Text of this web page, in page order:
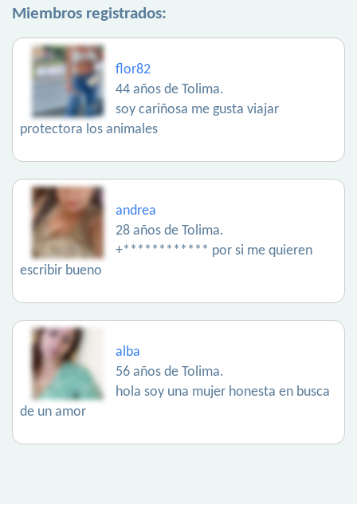
Miembros registrados:
flor82
44 años de Tolima.
soy cariñosa me gusta viajar
protectora los animales
andrea
28 años de Tolima.
+************ por si me quieren
escribir bueno
alba
56 años de Tolima.
hola soy una mujer honesta en busca
de un amor